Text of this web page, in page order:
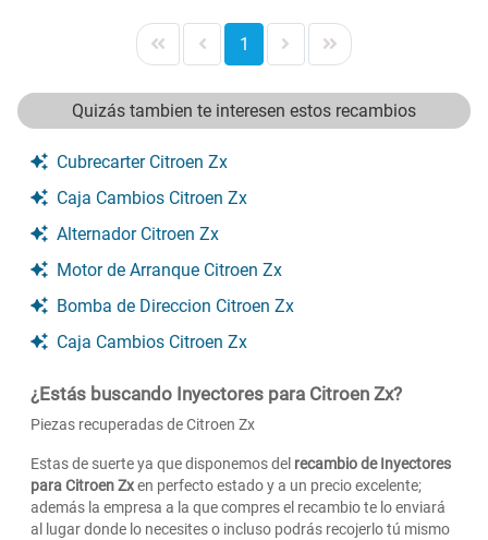
1
Quizás tambien te interesen estos recambios
Cubrecarter Citroen Zx
Caja Cambios Citroen Zx
Alternador Citroen Zx
Motor de Arranque Citroen Zx
Bomba de Direccion Citroen Zx
Caja Cambios Citroen Zx
¿Estás buscando Inyectores para Citroen Zx?
Piezas recuperadas de Citroen Zx
Estas de suerte ya que disponemos del recambio de Inyectores
para Citroen Zxen perfecto estado y a un precio excelente;
además la empresa a la que compres el recambio te lo enviará
al lugar donde lo necesites o incluso podrás recojerlo tú mismo